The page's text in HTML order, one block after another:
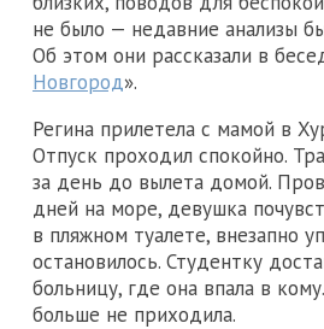
не было — недавние анализы
Об этом они рассказали в
Новгород».
Регина прилетела с мамой в
Отпуск проходил спокойно.
за день до вылета домой.
дней на море, девушка
в пляжном туалете, внезапно
остановилось. Студентку
больницу, где она впала в
больше не приходила.